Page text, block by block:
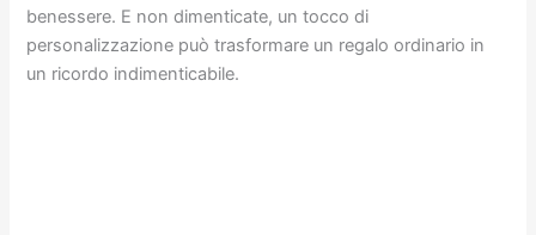
benessere. E non dimenticate, un tocco di
personalizzazione può trasformare un regalo ordinario in
un ricordo indimenticabile.